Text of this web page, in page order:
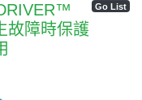
Go List
故障時保護